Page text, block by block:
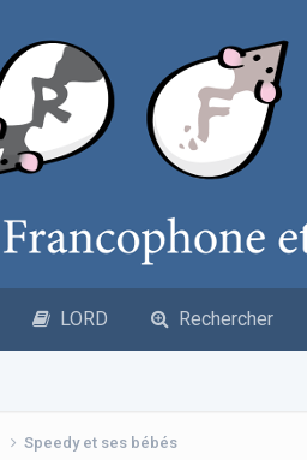
LORD Rechercher
Speedy et ses bébés